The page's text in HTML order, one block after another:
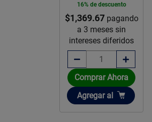
16% de descuento
$1,369.67pagando
a 3 meses sin
intereses diferidos
Comprar Ahora
Añadir
Agregar al